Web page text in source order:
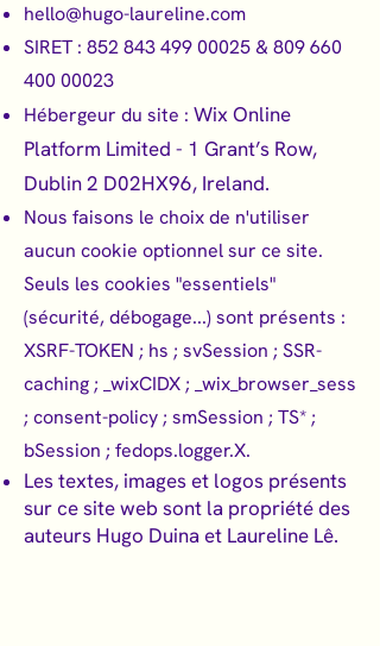
hello@hugo-laureline.com
SIRET : 852 843 499 00025 & 809 660
400 00023
Hébergeur du site : Wix Online
Platform Limited - 1 Grant’s Row,
Dublin 2 D02HX96, Ireland.
Nous faisons le choix de n'utiliser
aucun cookie optionnel sur ce site.
Seuls les cookies "essentiels"
(sécurité, débogage...) sont présents :
XSRF-TOKEN ; hs ; svSession ; SSR-
caching ; _wixCIDX ; _wix_browser_sess
; consent-policy ; smSession ; TS* ;
bSession ; fedops.logger.X.
Les textes, images et logos présents
sur ce site web sont la propriété des
auteurs Hugo Duina et Laureline Lê.